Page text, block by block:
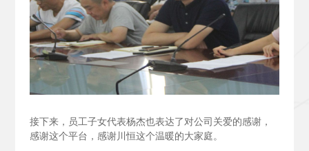
接下来，员工子女代表杨杰也表达了对公司关爱的感谢，
感谢这个平台，感谢川恒这个温暖的大家庭。